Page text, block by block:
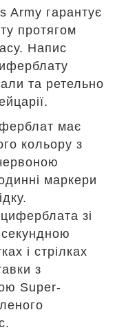
Army гарантує
протягом
Напис
та ретельно
має
кольору з
маркери
зі
і стрілках
з
Super-